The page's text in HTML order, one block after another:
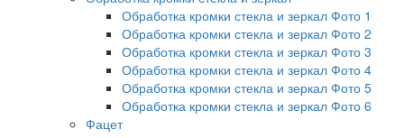
Обработка кромки стекла и зеркал Фото 1
Обработка кромки стекла и зеркал Фото 2
Обработка кромки стекла и зеркал Фото 3
Обработка кромки стекла и зеркал Фото 4
Обработка кромки стекла и зеркал Фото 5
Обработка кромки стекла и зеркал Фото 6
Фацет